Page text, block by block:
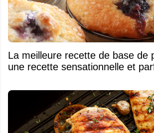
La meilleure recette de base de
une recette sensationnelle et